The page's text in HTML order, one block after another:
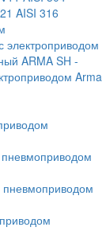
AISI 316
ARMA SH -
Arma
пневмоприводом